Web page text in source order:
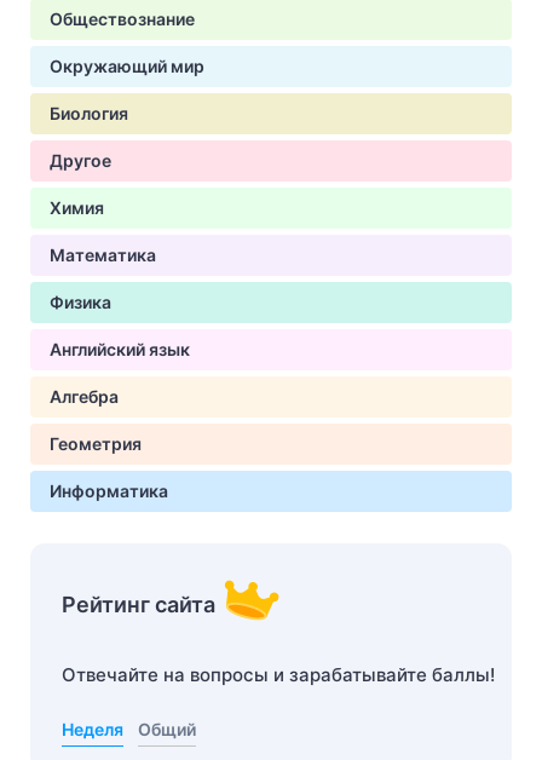
Обществознание
Окружающий мир
Биология
Другое
Химия
Математика
Физика
Английский язык
Алгебра
Геометрия
Информатика
Рейтинг сайта
Отвечайте на вопросы и зарабатывайте баллы!
Неделя Общий